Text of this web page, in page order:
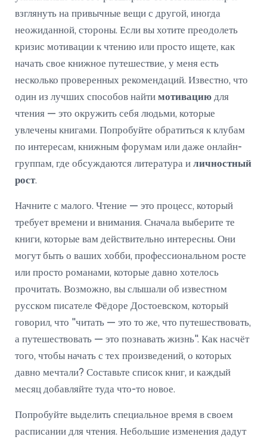
взглянуть на привычные вещи с другой, иногда
неожиданной, стороны. Если вы хотите преодолеть
кризис мотивации к чтению или просто ищете, как
начать свое книжное путешествие, у меня есть
несколько проверенных рекомендаций. Известно, что
один из лучших способов найти мотивацию для
чтения — это окружить себя людьми, которые
увлечены книгами. Попробуйте обратиться к клубам
по интересам, книжным форумам или даже онлайн-
группам, где обсуждаются литература и личностный
рост.
Начните с малого. Чтение — это процесс, который
требует времени и внимания. Сначала выберите те
книги, которые вам действительно интересны. Они
могут быть о ваших хобби, профессиональном росте
или просто романами, которые давно хотелось
прочитать. Возможно, вы слышали об известном
русском писателе Фёдоре Достоевском, который
говорил, что "читать — это то же, что путешествовать,
а путешествовать — это познавать жизнь". Как насчёт
того, чтобы начать с тех произведений, о которых
давно мечтали? Составьте список книг, и каждый
месяц добавляйте туда что-то новое.
Попробуйте выделить специальное время в своем
расписании для чтения. Небольшие изменения дадут